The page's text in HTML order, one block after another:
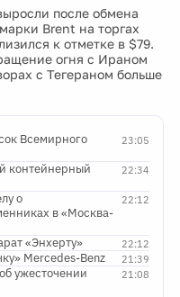
после обмена
Brent на торгах
к отметке в $79.
огня с Ираном
с Тегераном больше
23:05
Всемирного
22:34
контейнерный
22:12
о
в «Москва-
22:12
«Энхерту»
21:39
Mercedes-Benz
21:08
ужесточении